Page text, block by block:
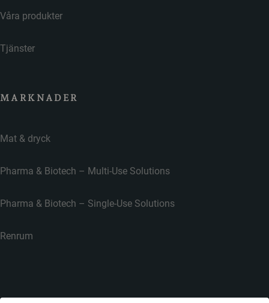
Våra produkter
Tjänster
MARKNADER
Mat & dryck
Pharma & Biotech – Multi-Use Solutions
Pharma & Biotech – Single-Use Solutions
Renrum